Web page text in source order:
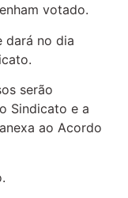
votado.
dará no dia
serão
Sindicato e a
ao Acordo